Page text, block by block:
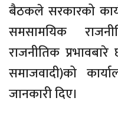
बैठकले सरकारको
समसामयिक
राजनीतिक
समाजवादी)को
जानकारी दिए।